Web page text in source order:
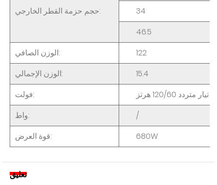
حجم حزمة القطر الخارجي:
34
46.5
الوزن الصافي:
122
الوزن الإجمالي:
15.4
فولت:
واط:
/
قوة العرض:
680W
تعليق